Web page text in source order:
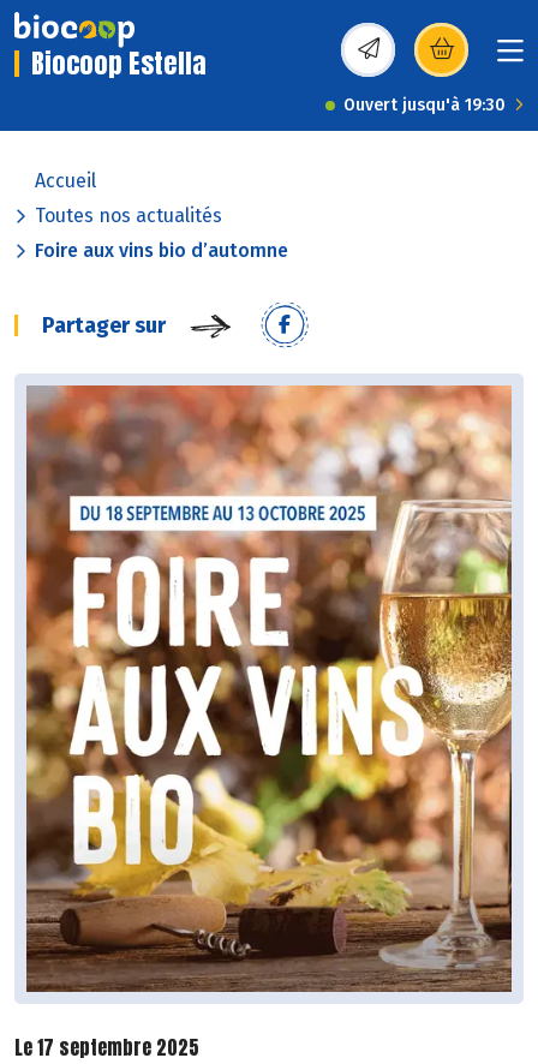
Biocoop Estella (s’ouvre dans une
Ouvert jusqu'à 19:30
Accueil
Toutes nos actualités
Foire aux vins bio d’automne
Partager sur
Le 17 septembre 2025